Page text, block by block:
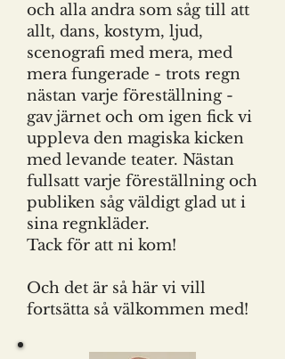
och alla andra som såg till att
allt, dans, kostym, ljud,
scenografi med mera, med
mera fungerade - trots regn
nästan varje föreställning -
gav järnet och om igen fick vi
uppleva den magiska kicken
med levande teater. Nästan
fullsatt varje föreställning och
publiken såg väldigt glad ut i
sina regnkläder.
Tack för att ni kom!
Och det är så här vi vill
fortsätta så välkommen med!